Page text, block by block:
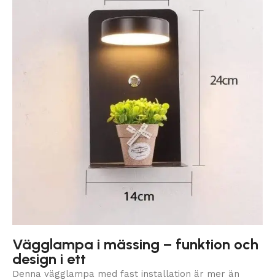
Vägglampa i mässing – funktion och
design i ett
Denna vägglampa med fast installation är mer än